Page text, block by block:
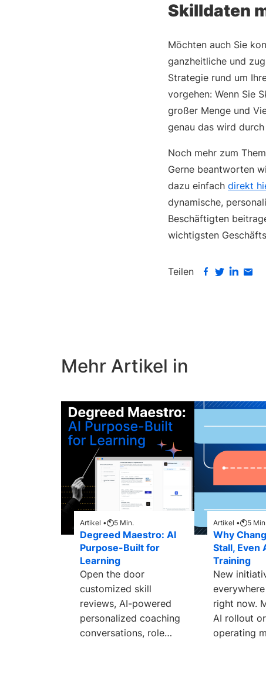
Skilldaten
Möchten auch Sie
ganzheitliche und
Strategie rund um
vorgehen: Wenn Sie
großer Menge und
genau das wird
Noch mehr zum
Gerne beantworten
dazu einfach direkt
dynamische,
Beschäftigten
wichtigsten
Teilen
Mehr Artikel in
Artikel • 5 Min.
Degreed Maestro: AI
Purpose-Built for
Learning
Open the door
customized skill
reviews, AI-powered
personalized coaching
conversations, role
Artikel • 5
Why
Stall, Even
Training
New
right now.
AI rollout
operating